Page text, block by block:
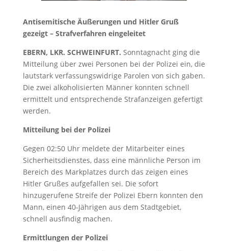
Antisemitische Äußerungen und Hitler Gruß
gezeigt – Strafverfahren eingeleitet
EBERN, LKR. SCHWEINFURT. Sonntagnacht ging die
Mitteilung über zwei Personen bei der Polizei ein, die
lautstark verfassungswidrige Parolen von sich gaben.
Die zwei alkoholisierten Männer konnten schnell
ermittelt und entsprechende Strafanzeigen gefertigt
werden.
Mitteilung bei der Polizei
Gegen 02:50 Uhr meldete der Mitarbeiter eines
Sicherheitsdienstes, dass eine männliche Person im
Bereich des Markplatzes durch das zeigen eines
Hitler Grußes aufgefallen sei. Die sofort
hinzugerufene Streife der Polizei Ebern konnten den
Mann, einen 40-Jährigen aus dem Stadtgebiet,
schnell ausfindig machen.
Ermittlungen der Polizei